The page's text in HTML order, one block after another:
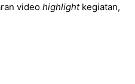
video highlightkegiatan,